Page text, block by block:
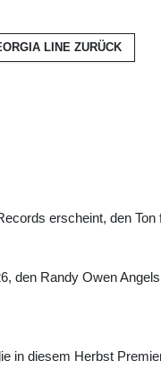
LINE ZURÜCK
erscheint, den
den Randy Owen
in diesem Herbst